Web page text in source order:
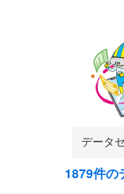
1879件の